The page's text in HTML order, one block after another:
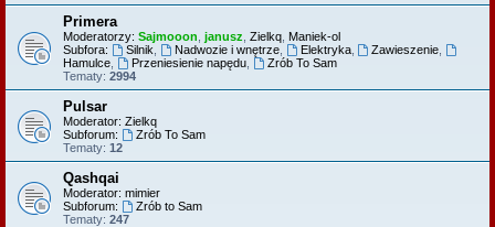
Primera
Moderatorzy: Sajmooon janusz Zielkq Maniek-ol
Subfora:
Silnik Nadwozie i wnętrze, Elektryka, Zawieszenie
Hamulce
Przeniesienie napędu,
Zrób To Sam
Tematy: 2994
Pulsar
Moderator: Zielkq
Subforum:
Zrób To Sam
Tematy: 12
Qashqai
Moderator: mimier
Subforum:
Zrób to Sam
Tematy: 247